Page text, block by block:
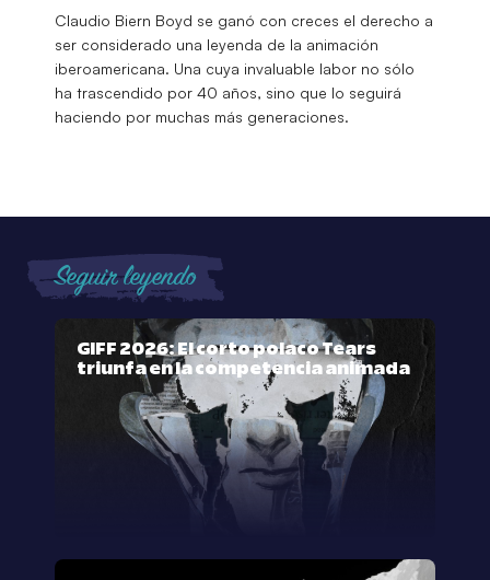
Claudio Biern Boyd se ganó con creces el derecho a
ser considerado una leyenda de la animación
iberoamericana. Una cuya invaluable labor no sólo
ha trascendido por 40 años, sino que lo seguirá
haciendo por muchas más generaciones.
Seguir leyendo
GIFF 2026: El corto polaco Tears
triunfa en la competencia animada